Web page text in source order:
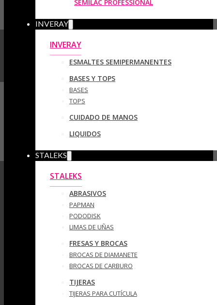
SEMILAC PROFESSIONAL
INVERAY
INVERAY
ESMALTES SEMIPERMANENTES
BASES Y TOPS
BASES
TOPS
CUIDADO DE MANOS
LIQUIDOS
STALEKS
STALEKS
ABRASIVOS
PAPMAN
PODODISK
LIMAS DE UÑAS
FRESAS Y BROCAS
BROCAS DE DIAMANETE
BROCAS DE CARBURO
TIJERAS
TIJERAS PARA CUTÍCULA